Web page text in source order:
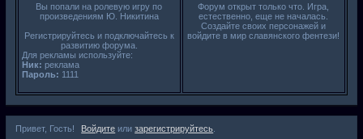
Вы попали на ролевую игру по
произведениям Ю. Никитина
Регистрируйтесь и подключайтесь к
развитию форума.
Для рекламы используйте:
Ник: реклама
Пароль: 1111
Форум открыт только что. Игра,
естественно, еще не началась.
Создайте своих персонажей и
войдите в мир славянского фентези!
Привет, Гость! Войдите илизарегистрируйтесь